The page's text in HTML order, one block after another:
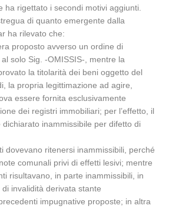
ha rigettato i secondi motivi aggiunti.
di quanto emergente dalla
ha rilevato che:
proposto avverso un ordine di
solo Sig. -OMISSIS-, mentre la
la titolarità dei beni oggetto del
la propria legittimazione ad agire,
essere fornita esclusivamente
dei registri immobiliari; per l’effetto, il
inammissibile per difetto di
dovevano ritenersi inammissibili, perché
comunali privi di effetti lesivi; mentre
risultavano, in parte inammissibili, in
invalidità derivata stante
impugnative proposte; in altra